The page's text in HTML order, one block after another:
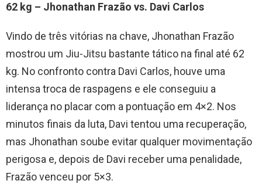
62 kg – Jhonathan Frazão vs. Davi Carlos
Vindo de três vitórias na chave, Jhonathan Frazão
mostrou um Jiu-Jitsu bastante tático na final até 62
kg. No confronto contra Davi Carlos, houve uma
intensa troca de raspagens e ele conseguiu a
liderança no placar com a pontuação em 4×2. Nos
minutos finais da luta, Davi tentou uma recuperação,
mas Jhonathan soube evitar qualquer movimentação
perigosa e, depois de Davi receber uma penalidade,
Frazão venceu por 5×3.